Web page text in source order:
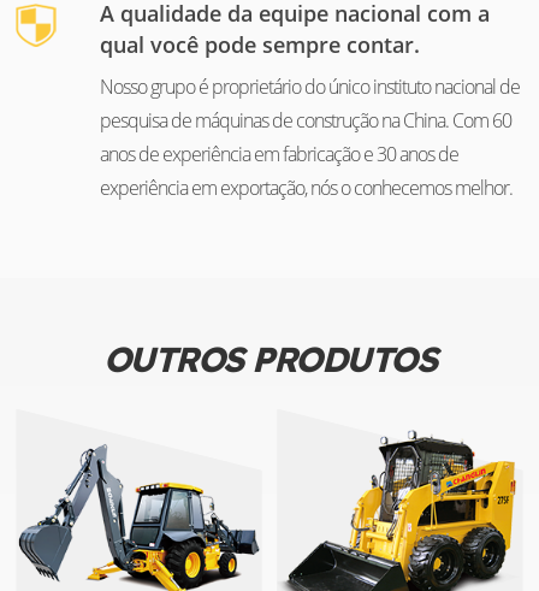
A qualidade da equipe nacional com a
qual você pode sempre contar.
Nosso grupo é proprietário do único instituto nacional de
pesquisa de máquinas de construção na China. Com 60
anos de experiência em fabricação e 30 anos de
experiência em exportação, nós o conhecemos melhor.
OUTROS PRODUTOS